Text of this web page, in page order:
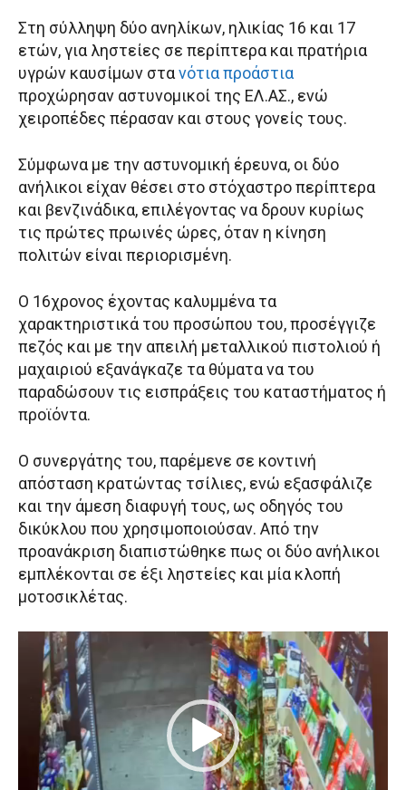
Στη σύλληψη δύο ανηλίκων, ηλικίας 16 και 17
ετών, για ληστείες σε περίπτερα και πρατήρια
υγρών καυσίμων στανότια προάστια
προχώρησαν αστυνομικοί της ΕΛ.ΑΣ., ενώ
χειροπέδες πέρασαν και στους γονείς τους.
Σύμφωνα με την αστυνομική έρευνα, οι δύο
ανήλικοι είχαν θέσει στο στόχαστρο περίπτερα
και βενζινάδικα, επιλέγοντας να δρουν κυρίως
τις πρώτες πρωινές ώρες, όταν η κίνηση
πολιτών είναι περιορισμένη.
Ο 16χρονος έχοντας καλυμμένα τα
χαρακτηριστικά του προσώπου του, προσέγγιζε
πεζός και με την απειλή μεταλλικού πιστολιού ή
μαχαιριού εξανάγκαζε τα θύματα να του
παραδώσουν τις εισπράξεις του καταστήματος ή
προϊόντα.
Ο συνεργάτης του, παρέμενε σε κοντινή
απόσταση κρατώντας τσίλιες, ενώ εξασφάλιζε
και την άμεση διαφυγή τους, ως οδηγός του
δικύκλου που χρησιμοποιούσαν. Από την
προανάκριση διαπιστώθηκε πως οι δύο ανήλικοι
εμπλέκονται σε έξι ληστείες και μία κλοπή
μοτοσικλέτας.